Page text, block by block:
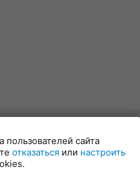
Минск
Могилев
пользователей сайта
отказаться или настроить